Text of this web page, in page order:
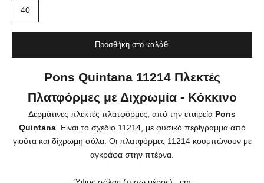
40
Προσθήκη στο καλάθι
Pons Quintana 11214 Πλεκτές
Πλατφόρμες με Διχρωμία - Κόκκινο
Δερμάτινες πλεκτές πλατφόρμες, από την εταιρεία Pons
Quintana. Είναι το σχέδιο 11214, με φυσικό περίγραμμα από
γιούτα και δίχρωμη σόλα. Οι πλατφόρμες 11214 κουμπώνουν με
αγκράφα στην πτέρνα.